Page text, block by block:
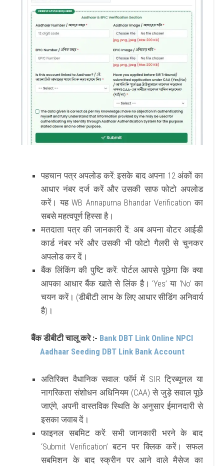
पहचान पत्र अपलोड करें:इसके बाद अपना 12 अंकों का
आधार नंबर दर्ज करें और उसकी साफ फोटो अपलोड
करें। यह WB Annapurna Bhandar Verification का
सबसे महत्वपूर्ण हिस्सा है।
मतदाता पत्र की जानकारी दें:अब अपना वोटर आईडी
कार्ड नंबर भरें और उसकी भी फोटो गैलरी से चुनकर
अपलोड कर दें।
बैंक लिंकिंग की पुष्टि करें:पोर्टल आपसे पूछेगा कि क्या
आपका आधार बैंक खाते से लिंक है। ‘Yes’ या ‘No’ का
चयन करें। (डीबीटी लाभ के लिए आधार सीडिंग अनिवार्य
है)।
बैंक डीबीटी चालू करे :- Bank DBT Link Online NPCI
Aadhaar Seeding DBT Link Bank Account
अतिरिक्त वैधानिक सवाल:फॉर्म में SIR ट्रिब्यूनल या
नागरिकता संशोधन अधिनियम (CAA) से जुड़े सवाल पूछे
जाएंगे, अपनी वास्तविक स्थिति के अनुसार ईमानदारी से
इसका जवाब दें।
फाइनल सबमिट करें:सभी जानकारी भरने के बाद
‘Submit Verification’ बटन पर क्लिक करें। सफल
सबमिशन के बाद स्क्रीन पर आने वाले मैसेज का